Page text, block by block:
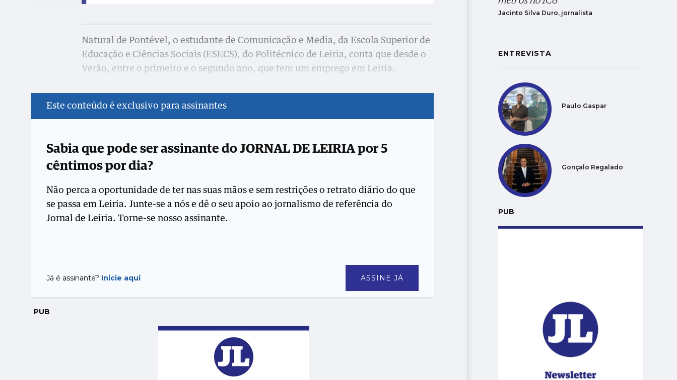
Natural de Pontével, o estudante de Comunicação e Media, da Escola Superior de
Educação e Ciências Sociais (ESECS), do Politécnico de Leiria, conta que desde o
Verão, entre o primeiro e o segundo ano, que tem um emprego em Leiria.
Este conteúdo é exclusivo para assinantes
Sabia que pode ser assinante do JORNAL DE LEIRIA por 5
cêntimos por dia?
Não perca a oportunidade de ter nas suas mãos e sem restrições o retrato diário do que
se passa em Leiria. Junte-se a nós e dê o seu apoio ao jornalismo de referência do
Jornal de Leiria. Torne-se nosso assinante.
Já é assinante? Inicie aqui ASSINE JÁ
PUB
Jacinto Silva Duro, jornalista
ENTREVISTA
Paulo Gaspar
Gonçalo Regalado
PUB